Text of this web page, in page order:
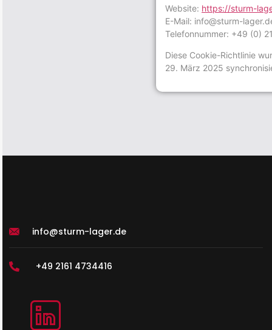
Website: https://sturm-
E-Mail: info@sturm-
Telefonnummer: +49 (0)
Diese Cookie-Richtlinie
29. März 2025
info@sturm-lager.de
+49 2161 4734416